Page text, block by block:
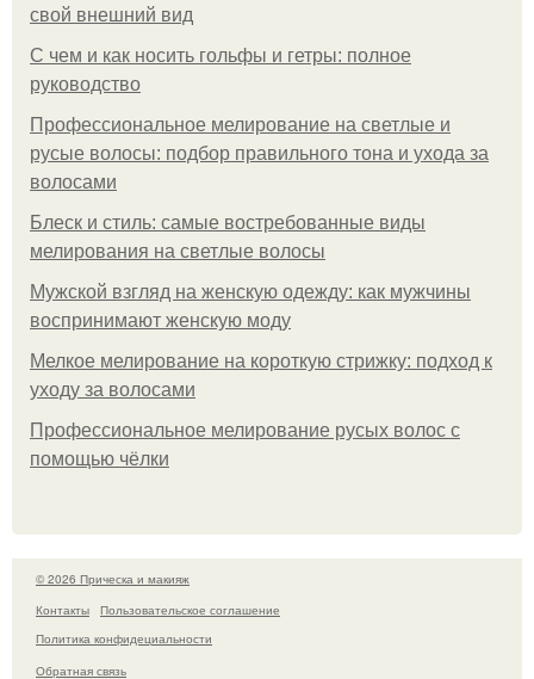
свой внешний вид
С чем и как носить гольфы и гетры: полное
руководство
Профессиональное мелирование на светлые и
русые волосы: подбор правильного тона и ухода за
волосами
Блеск и стиль: самые востребованные виды
мелирования на светлые волосы
Мужской взгляд на женскую одежду: как мужчины
воспринимают женскую моду
Мелкое мелирование на короткую стрижку: подход к
уходу за волосами
Профессиональное мелирование русых волос с
помощью чёлки
© 2026 Прическа и макияж
Контакты
Пользовательское соглашение
Политика конфидециальности
Обратная связь